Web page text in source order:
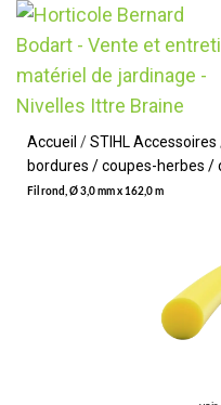
Accueil /STIHL Accessoires
bordures / coupes-herbes /
Fil rond, Ø 3,0 mm x 162,0 m